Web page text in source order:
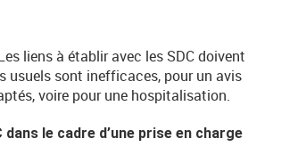
liens à établir avec les SDC doivent
usuels sont inefficaces, pour un avis
voire pour une hospitalisation.
le cadre d’une prise en charge